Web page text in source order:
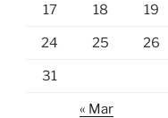
17 18 19
24 25 26
31
« Mar